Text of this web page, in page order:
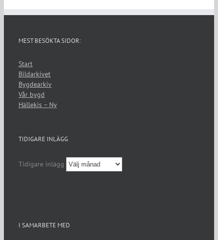
MEST BESÖKTA SIDOR:
Start
Bildarkivet
Bygdearkiv
Vår bygd
Hällekis – Ny
TIDIGARE INLÄGG
Tidigare inlägg
I SAMARBETE MED